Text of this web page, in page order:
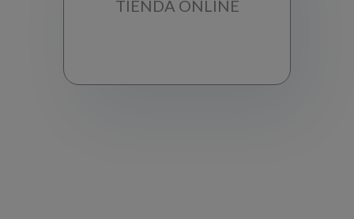
TIENDA ONLINE